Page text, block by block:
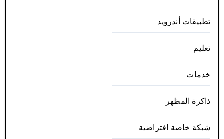
تطبيقات أندرويد
تعليم
خدمات
ذاكرة المظهر
شبكة خاصة افتراضية